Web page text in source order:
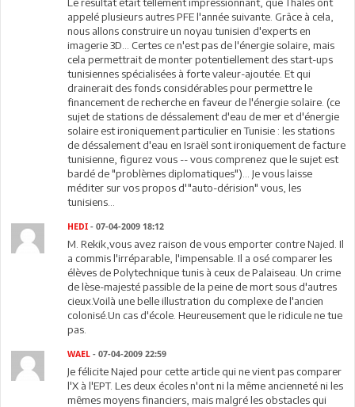
appelé plusieurs autres PFE l'année suivante. Grâce à cela,
nous allons construire un noyau tunisien d'experts en
imagerie 3D... Certes ce n'est pas de l'énergie solaire, mais
cela permettrait de monter potentiellement des start-ups
tunisiennes spécialisées à forte valeur-ajoutée. Et qui
drainerait des fonds considérables pour permettre le
financement de recherche en faveur de l'énergie solaire. (ce
sujet de stations de déssalement d'eau de mer et d'énergie
solaire est ironiquement particulier en Tunisie : les stations
de déssalement d'eau en Israël sont ironiquement de facture
tunisienne, figurez vous -- vous comprenez que le sujet est
bardé de "problèmes diplomatiques")... Je vous laisse
méditer sur vos propos d'"auto-dérision" vous, les
tunisiens...
HEDI - 07-04-2009 18:12
M. Rekik,vous avez raison de vous emporter contre Najed. Il
a commis l'irréparable, l'impensable. Il a osé comparer les
élèves de Polytechnique tunis à ceux de Palaiseau. Un crime
de lèse-majesté passible de la peine de mort sous d'autres
cieux.Voilà une belle illustration du complexe de l'ancien
colonisé.Un cas d'école. Heureusement que le ridicule ne tue
pas.
WAEL - 07-04-2009 22:59
Je félicite Najed pour cette article qui ne vient pas comparer
l'X à l'EPT. Les deux écoles n'ont ni la même ancienneté ni les
mêmes moyens financiers, mais malgré les obstacles qui